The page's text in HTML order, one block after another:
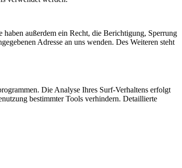
außerdem ein Recht, die Berichtigung, Sperrung
Adresse an uns wenden. Des Weiteren steht
Die Analyse Ihres Surf-Verhaltens erfolgt
bestimmter Tools verhindern. Detaillierte